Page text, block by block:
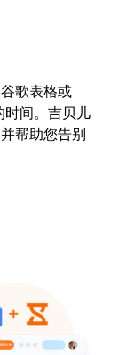
歌表格或
时间。吉贝儿
帮助您告别